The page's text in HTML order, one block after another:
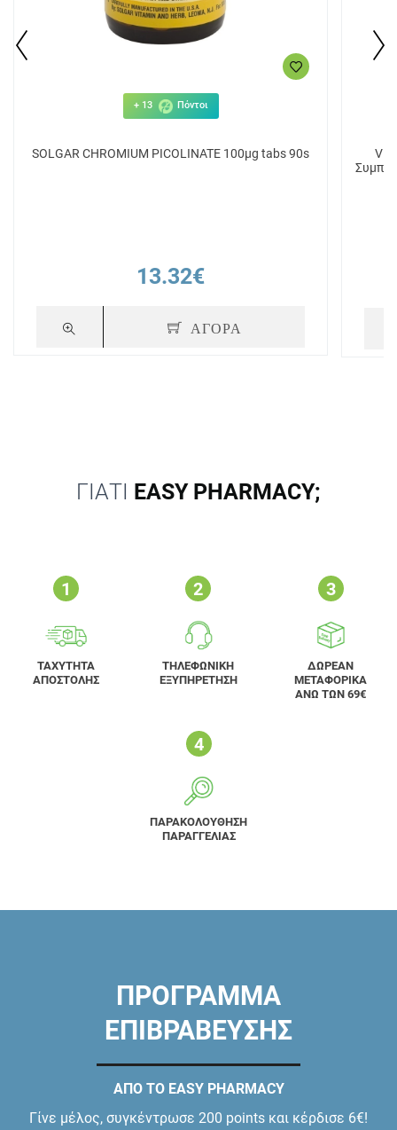
+ 13 Πόντοι
SOLGAR CHROMIUM PICOLINATE 100μg tabs 90s
13.32€
ΑΓΟΡΑ
ΓΙΑΤΙ EASY PHARMACY;
ΤΑΧΥΤΗΤΑ
ΑΠΟΣΤΟΛΗΣ
ΤΗΛΕΦΩΝΙΚΗ
ΕΞΥΠΗΡΕΤΗΣΗ
ΔΩΡΕΑΝ
ΜΕΤΑΦΟΡΙΚΑ
ΑΝΩ ΤΩΝ 69€
ΠΑΡΑΚΟΛΟΥΘΗΣΗ
ΠΑΡΑΓΓΕΛΙΑΣ
ΠΡΟΓΡΑΜΜΑ
ΕΠΙΒΡΑΒΕΥΣΗΣ
ΑΠΟ ΤΟ EASY PHARMACY
Γίνε μέλος, συγκέντρωσε 200 points και κέρδισε 6€!